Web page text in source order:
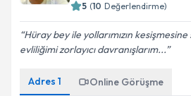
5 (10 Değerlendirme)
Hüray bey ile yollarımızın
evliliğimi zorlayıcı davranışlarım...
Adres 1 Online Görüşme